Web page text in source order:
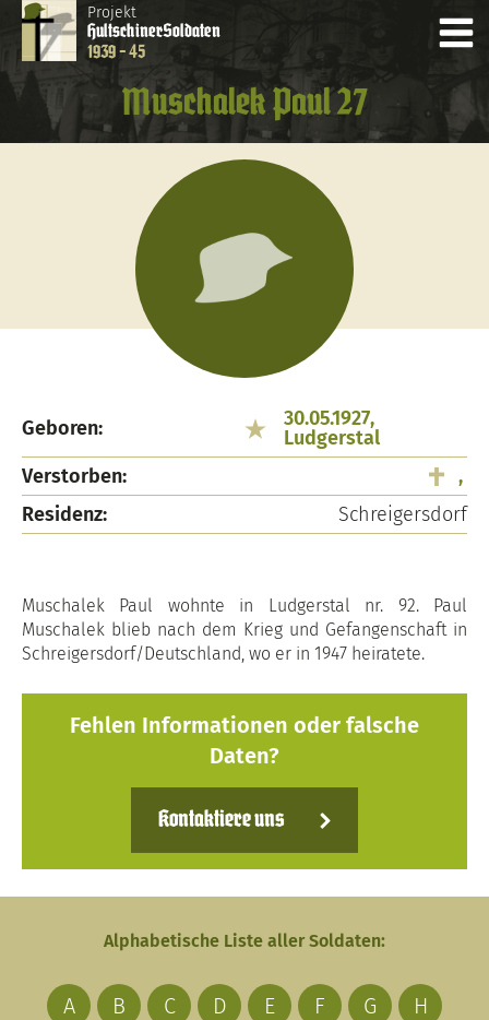
Projekt
HultschinerSoldaten
1939 - 45
Muschalek Paul 27
Geboren:
30.05.1927,
Ludgerstal
Verstorben:
,
Residenz:
Schreigersdorf
Muschalek Paul wohnte in Ludgerstal nr. 92. Paul
Muschalek blieb nach dem Krieg und Gefangenschaft in
Schreigersdorf/Deutschland, wo er in 1947 heiratete.
Fehlen Informationen oder falsche
Daten?
Kontaktiere uns
Alphabetische Liste aller Soldaten:
A B C D E F G
H